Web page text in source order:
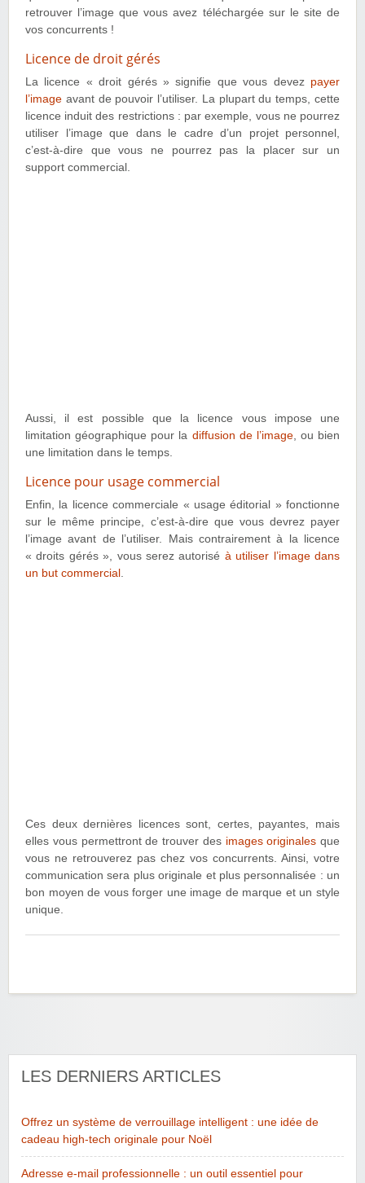
retrouver l’image que vous avez téléchargée sur le site de
vos concurrents !
Licence de droit gérés
La licence « droit gérés » signifie que vous devez payer
l’image avant de pouvoir l’utiliser. La plupart du temps, cette
licence induit des restrictions : par exemple, vous ne pourrez
utiliser l’image que dans le cadre d’un projet personnel,
c’est-à-dire que vous ne pourrez pas la placer sur un
support commercial.
Aussi, il est possible que la licence vous impose une
limitation géographique pour la diffusion de l’image, ou bien
une limitation dans le temps.
Licence pour usage commercial
Enfin, la licence commerciale « usage éditorial » fonctionne
sur le même principe, c’est-à-dire que vous devrez payer
l’image avant de l’utiliser. Mais contrairement à la licence
« droits gérés », vous serez autorisé à utiliser l’image dans
un but commercial
Ces deux dernières licences sont, certes, payantes, mais
elles vous permettront de trouver des images originales que
vous ne retrouverez pas chez vos concurrents. Ainsi, votre
communication sera plus originale et plus personnalisée : un
bon moyen de vous forger une image de marque et un style
unique.
LES DERNIERS ARTICLES
Offrez un système de verrouillage intelligent : une idée de
cadeau high-tech originale pour Noël
Adresse e-mail professionnelle : un outil essentiel pour